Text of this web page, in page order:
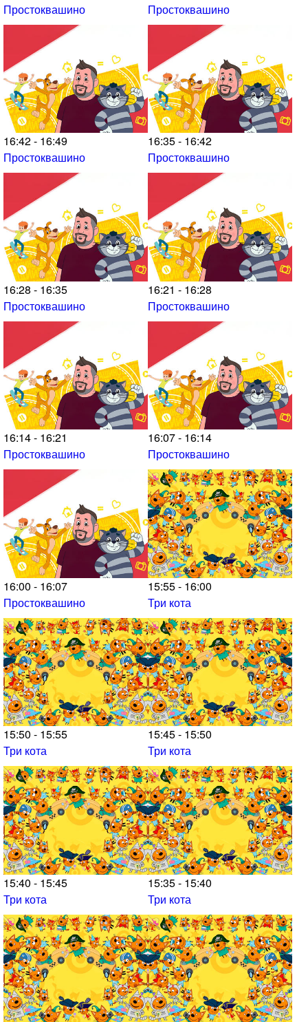
Простоквашино
Простоквашино
16:42 - 16:49
Простоквашино
16:35 - 16:42
Простоквашино
16:28 - 16:35
Простоквашино
16:21 - 16:28
Простоквашино
16:14 - 16:21
Простоквашино
16:07 - 16:14
Простоквашино
16:00 - 16:07
Простоквашино
15:55 - 16:00
Три кота
15:50 - 15:55
Три кота
15:45 - 15:50
Три кота
15:40 - 15:45
Три кота
15:35 - 15:40
Три кота